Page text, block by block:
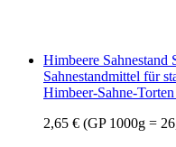
Himbeere Sahnestand
Sahnestandmittel für
Himbeer-Sahne-
2,65 € (GP 1000g =